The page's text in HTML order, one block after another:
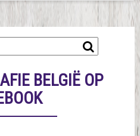
BELGIË OP